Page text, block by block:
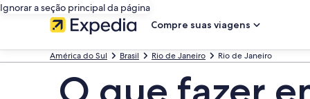
Ignorar a seção principal da página
Compre suas viagens
América do Sul Brasil Rio de Janeiro Rio de Janeiro